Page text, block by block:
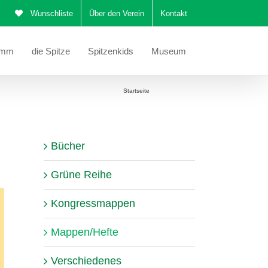
Wunschliste Über den Verein Kontakt
die Spitze Spitzenkids Museum
Startseite
Bücher
Grüne Reihe
Kongressmappen
Mappen/Hefte
Verschiedenes